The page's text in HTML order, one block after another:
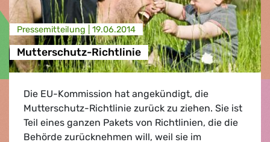
Presse­mitteilung | 19.06.2014
Mutterschutz-Richtlinie
Die EU-Kommission hat angekündigt, die
Mutterschutz-Richtlinie zurück zu ziehen. Sie ist
Teil eines ganzen Pakets von Richtlinien, die die
Behörde zurücknehmen will, weil sie im